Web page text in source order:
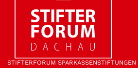
STIFTER­FORUM SPARKASSEN­STIFTUNGEN